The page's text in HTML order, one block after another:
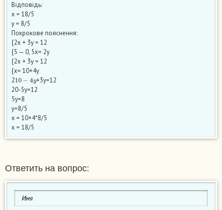
Відповідь:
x = 18/5
y = 8/5
Покрокове пояснення:
{2х + 3y = 12
{5 — 0, 5x= 2y
{2х + 3y = 12
{x= 10+4y
210
+3y=12
20-5y=12
5y=8
y=8/5
x = 10+4*8/5
x = 18/5
Ответить на вопрос: